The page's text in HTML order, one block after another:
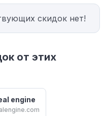
скидок нет!
от этих
engine